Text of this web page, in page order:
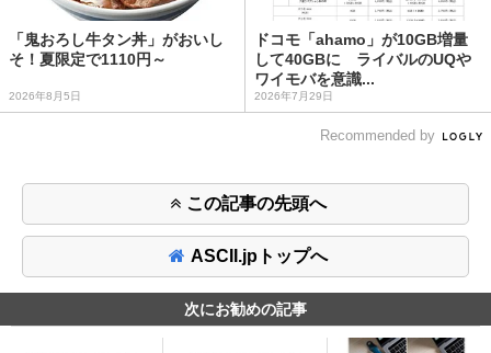
「鬼おろし牛タン丼」がおいし
そ！夏限定で1110円～
2026年8月5日
ドコモ「ahamo」が10GB増量
して40GBに ライバルのUQや
ワイモバを意識...
2026年7月29日
Recommended by
この記事の先頭へ
ASCII.jpトップへ
次にお勧めの記事